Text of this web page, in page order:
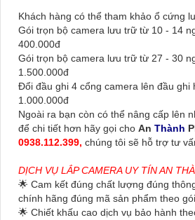
Khách hàng có thể tham khảo ổ cứng
Gói trọn bộ camera lưu trữ từ 10 - 14
400.000đ
Gói trọn bộ camera lưu trữ từ 27 - 30
1.500.000đ
Đổi đầu ghi 4 cổng camera lên đầu ghi
1.000.000đ
Ngoài ra bạn còn có thể nâng cấp lên
để chi tiết hơn hãy gọi cho An Thành
0938.112.399, chúng tôi sẽ hỗ trợ tư
DỊCH VỤ LẮP CAMERA UY TÍN AN
🌟 Cam kết đúng chất lượng đúng
chính hãng đúng mã sản phẩm theo
🌟 Chiết khấu cao dịch vụ bảo hành